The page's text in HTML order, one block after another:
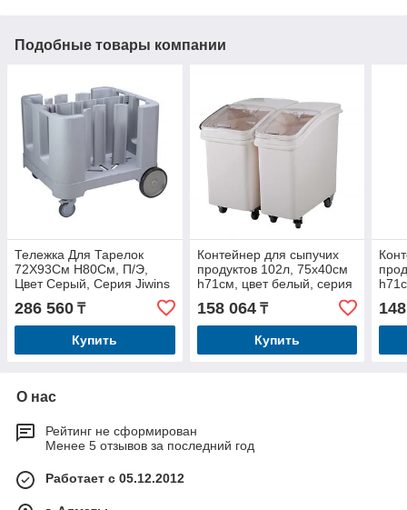
Подобные товары компании
Тележка Для Тарелок
72Х93См H80См, П/Э,
Цвет Серый, Серия Jiwins
Jw-Adcs240
286 560 ₸
Купить
Контейнер для сыпучих
продуктов 102л, 75х40см
h71см, цвет белый, серия
Jiwins JW-S102
158 064₸
Купить
О нас
Рейтинг не сформирован
Менее 5 отзывов за последний год
Работает с 05.12.2012